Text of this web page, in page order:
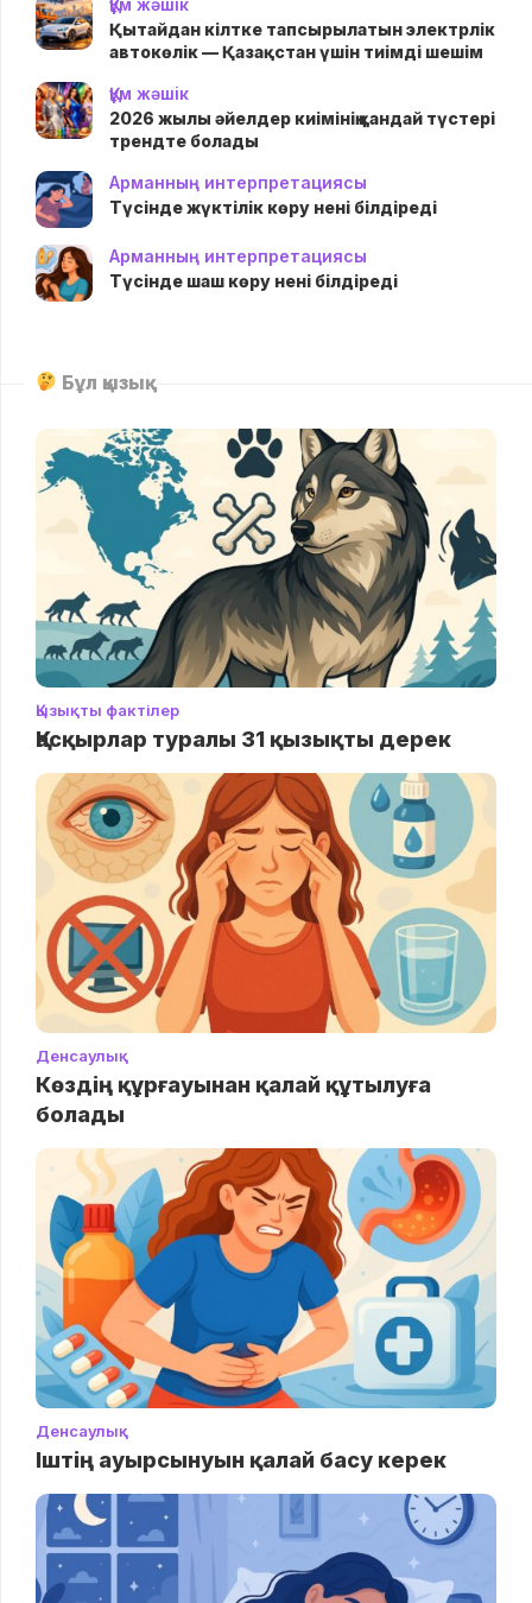
Қытайдан кілтке тапсырылатын электрлік
автокөлік — Қазақстан үшін тиімді шешім
Құм жәшік
2026 жылы әйелдер киімінің қандай түстері
трендте болады
Арманның интерпретациясы
Түсінде жүктілік көру нені білдіреді
Арманның интерпретациясы
Түсінде шаш көру нені білдіреді
Бұл қызық
Қызықты фактілер
Қасқырлар туралы 31 қызықты дерек
Денсаулық
Көздің құрғауынан қалай құтылуға
болады
Денсаулық
Іштің ауырсынуын қалай басу керек